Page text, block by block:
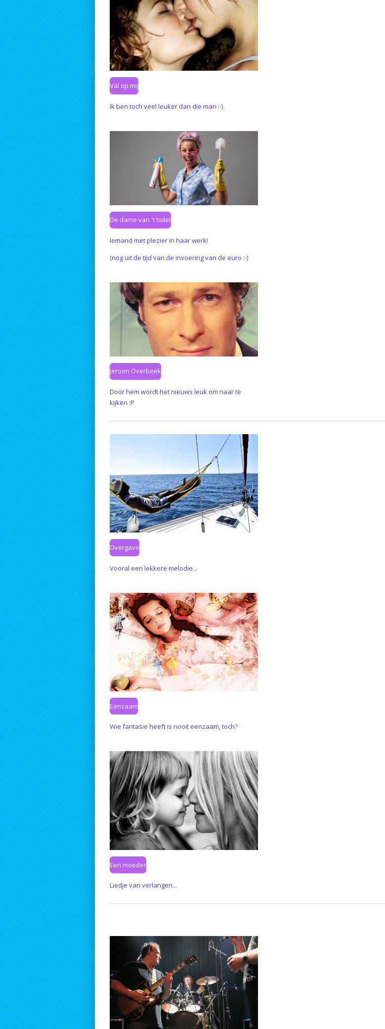
Val op mij
Ik ben toch veel leuker dan die man :-)
De dame van 't toilet
Iemand met plezier in haar werk!
(nog uit de tijd van de invoering van de euro :-)
Jeroen Overbeek
Door hem wordt het nieuws leuk om naar te
kijken :P
Overgave
Vooral een lekkere melodie...
Eenzaam
Wie fantasie heeft is nooit eenzaam, toch?
Een moeder
Liedje van verlangen...